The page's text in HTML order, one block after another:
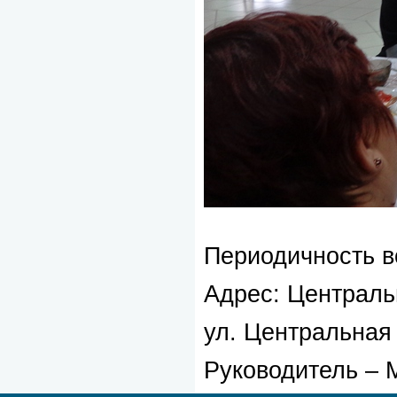
Периодичность
Адрес:
ул.
Руководитель –